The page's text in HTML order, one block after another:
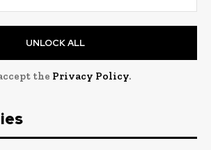
UNLOCK ALL
the Privacy Policy.